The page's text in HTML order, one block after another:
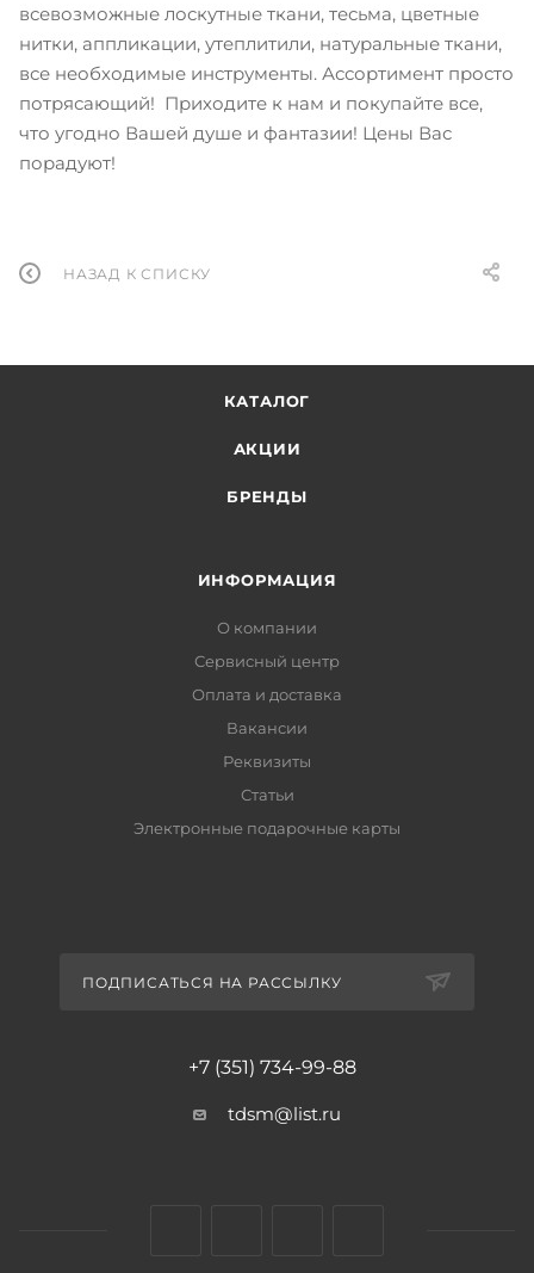
всевозможные лоскутные ткани, тесьма, цветные
нитки, аппликации, утеплитили, натуральные ткани,
все необходимые инструменты. Ассортимент просто
потрясающий! Приходите к нам и покупайте все,
что угодно Вашей душе и фантазии! Цены Вас
порадуют!
НАЗАД К СПИСКУ
КАТАЛОГ
АКЦИИ
БРЕНДЫ
ИНФОРМАЦИЯ
О компании
Сервисный центр
Оплата и доставка
Вакансии
Реквизиты
Статьи
Электронные подарочные карты
ПОДПИСАТЬСЯ НА РАССЫЛКУ
+7 (351) 734-99-88
tdsm@list.ru